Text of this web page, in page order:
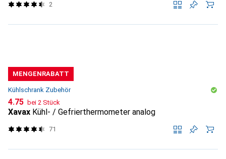
2
MENGENRABATT
Kühlschrank Zubehör
CHF
4.75 bei 2 Stück
Xavax Kühl- / Gefrierthermometer analog
71